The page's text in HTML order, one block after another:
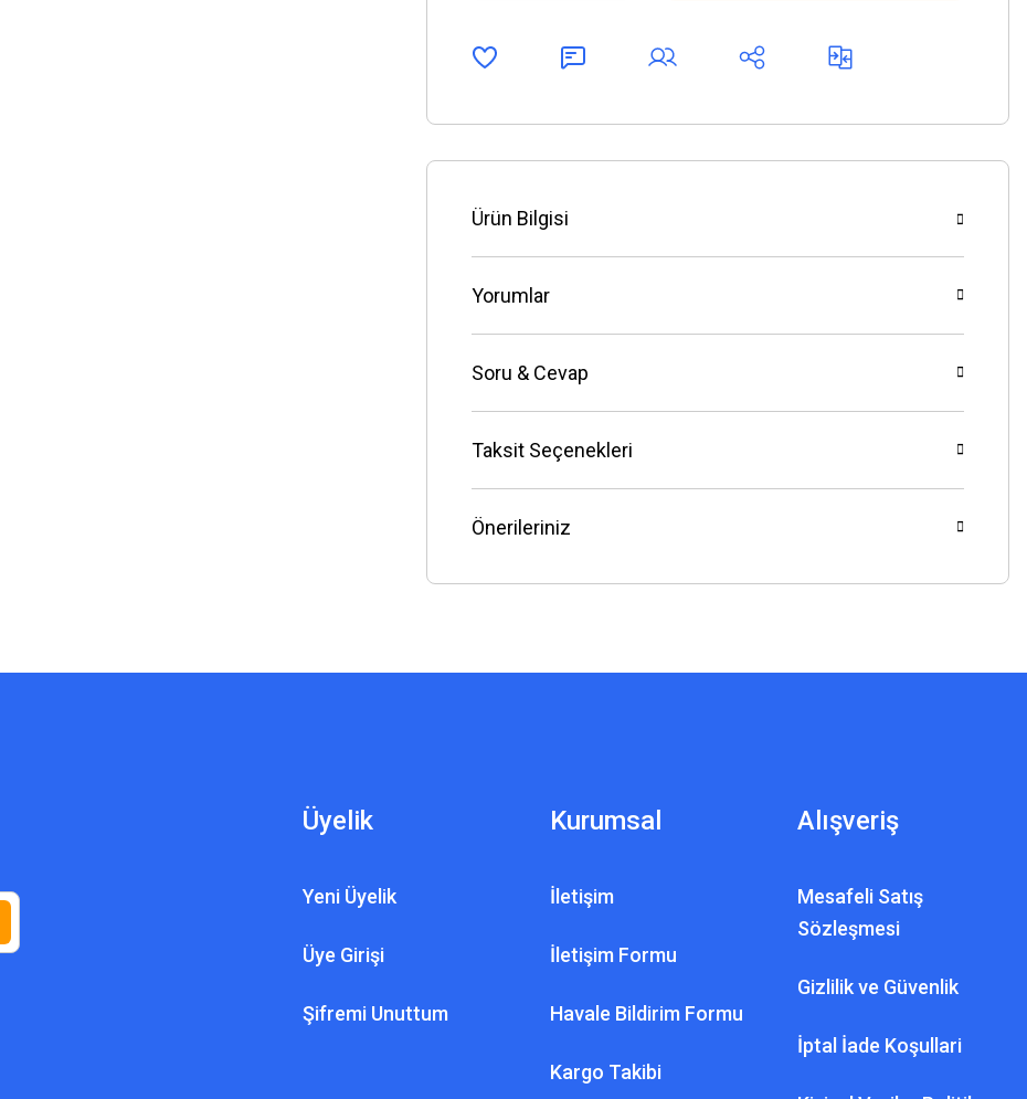
Ürün Bilgisi
Yorumlar
Soru & Cevap
Taksit Seçenekleri
Önerileriniz
Üyelik
Yeni Üyelik
Üye Girişi
Şifremi Unuttum
Kurumsal
İletişim
İletişim Formu
Havale Bildirim Formu
Kargo Takibi
Alışveriş
Mesafeli Satış
Sözleşmesi
Gizlilik ve Güvenlik
İptal İade Koşullari